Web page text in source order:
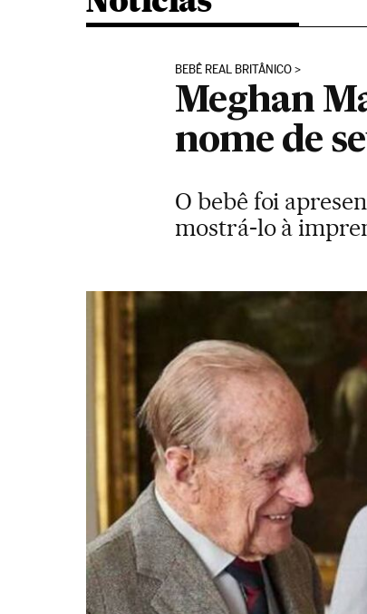
BEBÊ REAL BRITÂNICO
Meghan
nome de
O bebê foi
mostrá-lo à